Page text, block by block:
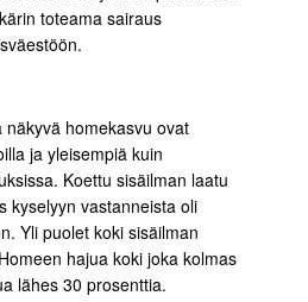
toteama sairaus
homekasvu ovat
ja yleisempiä kuin
Koettu sisäilman laatu
kyselyyn vastanneista oli
Yli puolet koki sisäilman
hajua koki joka kolmas
lähes 30 prosenttia.